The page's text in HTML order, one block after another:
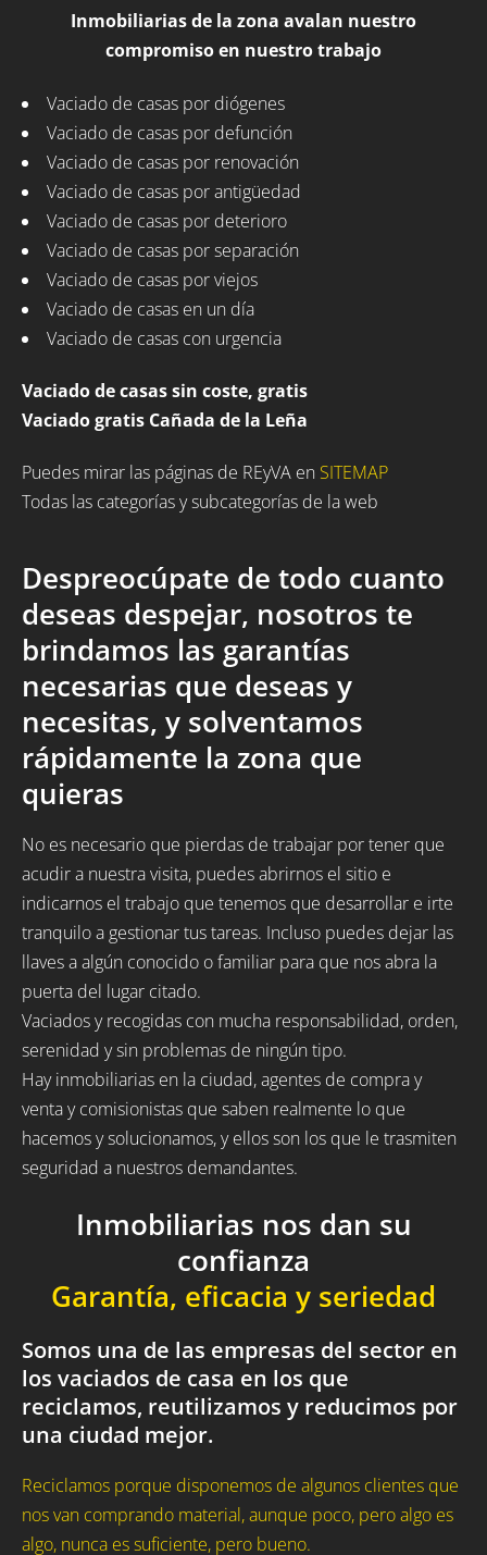
Inmobiliarias de la zona avalan nuestro
compromiso en nuestro trabajo
Vaciado de casas por diógenes
Vaciado de casas por defunción
Vaciado de casas por renovación
Vaciado de casas por antigüedad
Vaciado de casas por deterioro
Vaciado de casas por separación
Vaciado de casas por viejos
Vaciado de casas en un día
Vaciado de casas con urgencia
Vaciado de casas sin coste, gratis
Vaciado gratis Cañada de la Leña
Puedes mirar las páginas de REyVA en SITEMAP
Todas las categorías y subcategorías de la web
Despreocúpate de todo cuanto
deseas despejar, nosotros te
brindamos las garantías
necesarias que deseas y
necesitas, y solventamos
rápidamente la zona que
quieras
No es necesario que pierdas de trabajar por tener que
acudir a nuestra visita, puedes abrirnos el sitio e
indicarnos el trabajo que tenemos que desarrollar e irte
tranquilo a gestionar tus tareas. Incluso puedes dejar las
llaves a algún conocido o familiar para que nos abra la
puerta del lugar citado.
Vaciados y recogidas con mucha responsabilidad, orden,
serenidad y sin problemas de ningún tipo.
Hay inmobiliarias en la ciudad, agentes de compra y
venta y comisionistas que saben realmente lo que
hacemos y solucionamos, y ellos son los que le trasmiten
seguridad a nuestros demandantes.
Inmobiliarias nos dan su
confianza
Garantía, eficacia y seriedad
Somos una de las empresas del sector en
los vaciados de casa en los que
reciclamos, reutilizamos y reducimos por
una ciudad mejor.
Reciclamos porque disponemos de algunos clientes que
nos van comprando material, aunque poco, pero algo es
algo, nunca es suficiente, pero bueno.